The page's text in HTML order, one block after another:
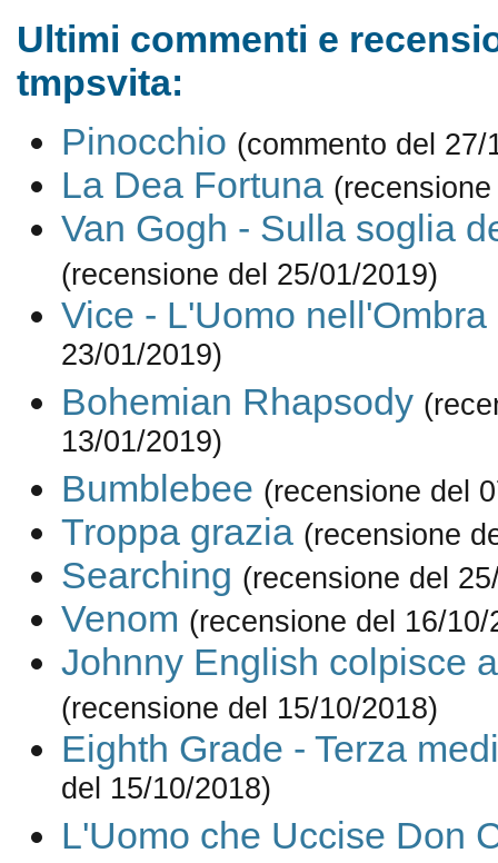
Ultimi commenti e
tmpsvita:
Pinocchio (commento del 27/
La Dea Fortuna
Van Gogh - Sulla soglia
(recensione del 25/01/2019)
Vice - L'Uomo nell'Ombra
23/01/2019)
Bohemian Rhapsody
13/01/2019)
Bumblebee (recensione del
Troppa grazia (recensione
Searching (recensione del
Venom (recensione del 16/10/
Johnny English colpisce
(recensione del 15/10/2018)
Eighth Grade - Terza
del 15/10/2018)
L'Uomo che Uccise Don